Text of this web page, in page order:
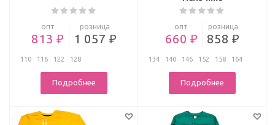
опт
813 ₽
розница
1 057 ₽
110 116 122 128
Подробнее
опт
660 ₽
розница
858 ₽
134 140 146 152 158 164
Подробнее